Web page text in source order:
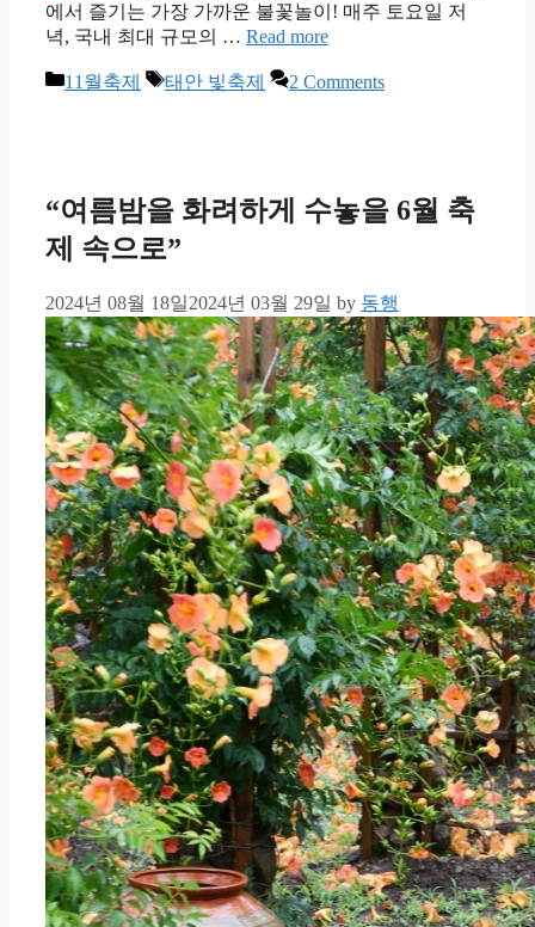
에서 즐기는 가장 가까운 불꽃놀이! 매주 토요일 저
녁, 국내 최대 규모의 … Read more
Categories
11월축제 Tags
태안 빛축제 2 Comments
“여름밤을 화려하게 수놓을 6월 축
제 속으로”
2024년 08월 18일2024년 03월 29일 by 동행